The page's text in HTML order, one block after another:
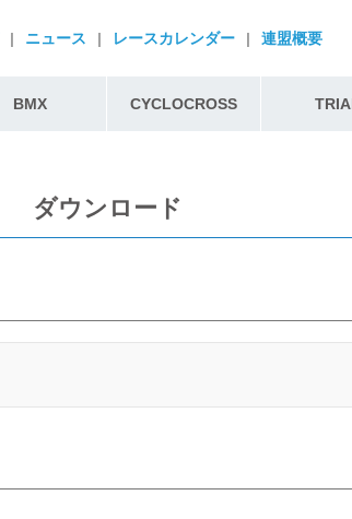
| ニュース | レースカレンダー | 連盟概要
BMX CYCLOCROSS
ダウンロード